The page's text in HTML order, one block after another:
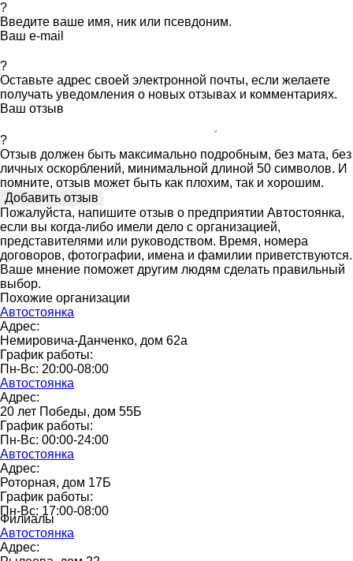
?
Введите ваше имя, ник или псевдоним.
Ваш e-mail
?
Оставьте адрес своей электронной почты, если желаете
получать уведомления о новых отзывах и комментариях.
Ваш отзыв
?
Отзыв должен быть максимально подробным, без мата, без
личных оскорблений, минимальной длиной 50 символов. И
помните, отзыв может быть как плохим, так и хорошим.
Пожалуйста, напишите отзыв о предприятии Автостоянка,
если вы когда-либо имели дело с организацией,
представителями или руководством. Время, номера
договоров, фотографии, имена и фамилии приветствуются.
Ваше мнение поможет другим людям сделать правильный
выбор.
Похожие организации
Автостоянка
Адрес:
Немировича-Данченко, дом 62а
График работы:
Пн-Вс: 20:00-08:00
Автостоянка
Адрес:
20 лет Победы, дом 55Б
График работы:
Пн-Вс: 00:00-24:00
Автостоянка
Адрес:
Роторная, дом 17Б
График работы:
Пн-Вс: 17:00-08:00
Филиалы
Автостоянка
Адрес: